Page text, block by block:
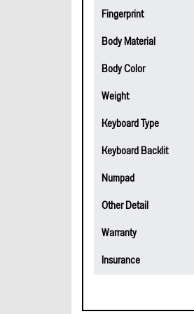
Fingerprint
Body Material
Body Color
Weight
Keyboard Type
Keyboard Backlit
Numpad
Other Detail
Warranty
Insurance